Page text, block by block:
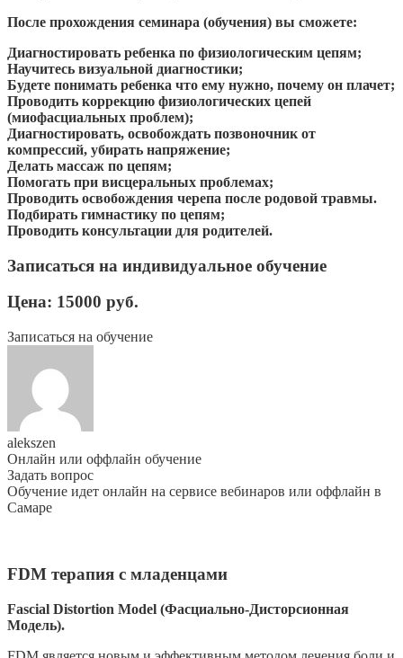
После прохождения семинара (обучения) вы сможете:
Диагностировать ребенка по физиологическим цепям;
Научитесь визуальной диагностики;
Будете понимать ребенка что ему нужно, почему он плачет;
Проводить коррекцию физиологических цепей
(миофасциальных проблем);
Диагностировать, освобождать позвоночник от
компрессий, убирать напряжение;
Делать массаж по цепям;
Помогать при висцеральных проблемах;
Проводить освобождения черепа после родовой травмы.
Подбирать гимнастику по цепям;
Проводить консультации для родителей.
Записаться на индивидуальное обучение
Цена: 15000 руб.
Записаться на обучение
alekszen
Онлайн или оффлайн обучение
Задать вопрос
Обучение идет онлайн на сервисе вебинаров или оффлайн в
Самаре
FDM терапия с младенцами
Fascial Distortion Model (Фасциально-Дисторсионная
Модель).